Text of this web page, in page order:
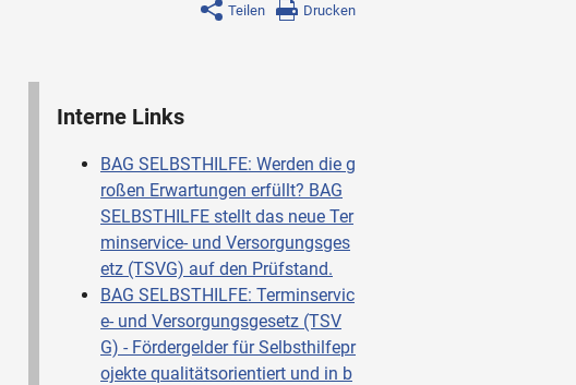
Teilen Drucken
Interne Links
BAG SELBSTHILFE: Werden die g
roßen Erwartungen erfüllt? BAG
SELBSTHILFE stellt das neue Ter
minservice- und Versorgungsges
etz (TSVG) auf den Prüfstand.
BAG SELBSTHILFE: Terminservic
e- und Versorgungsgesetz (TSV
G) - Fördergelder für Selbsthilfepr
ojekte qualitätsorientiert und in b